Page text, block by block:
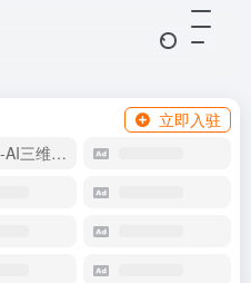
立即入驻
Tripo-AI三维模型